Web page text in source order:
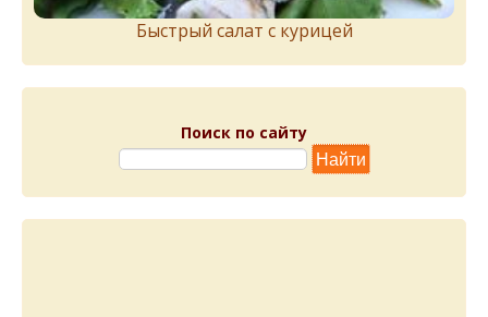
Быстрый салат с курицей
Поиск по сайту